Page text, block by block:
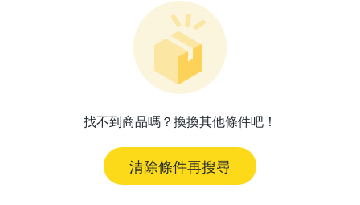
找不到商品嗎？換換其他條件吧！
清除條件再搜尋